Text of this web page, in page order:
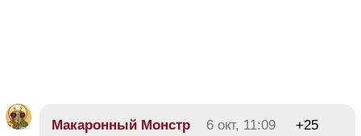
Макаронный Монстр 6 окт, 11:09
+25